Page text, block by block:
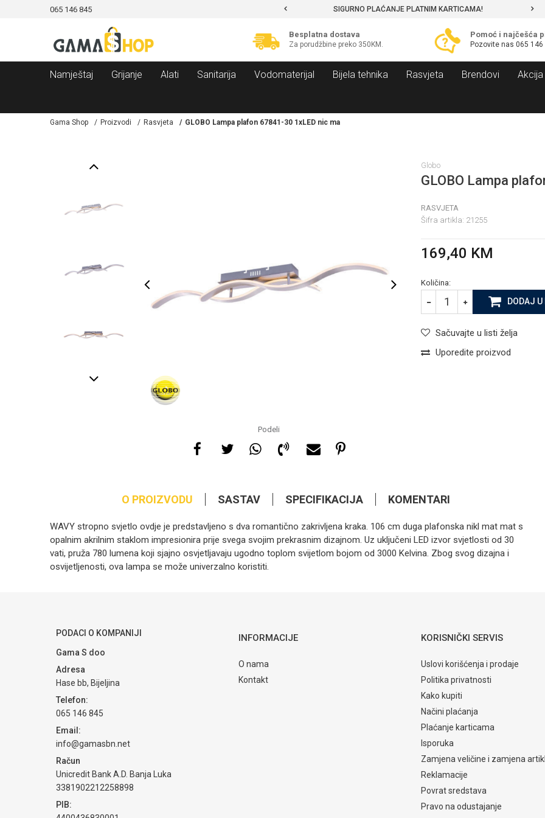
065 146 845 SIGURNO PLAĆANJE PLATNIM KARTICAMA!
Besplatna dostava
Za porudžbine preko 350KM.
Pomoć i najčešća
Pozovite nas 065 146
Namještaj Grijanje Alati Sanitarija Vodomaterijal Bijela tehnika Rasvjeta Brendovi Akcija
Gama Shop Proizvodi Rasvjeta GLOBO Lampa plafon 67841-30 1xLED nic ma
Podeli
Globo
GLOBO Lampa
RASVJETA
Šifra artikla: 21255
169,40 KM
Količina:
DODAJ U
Sačuvajte u listi želja
Uporedite proizvod
O PROIZVODU SASTAV SPECIFIKACIJA KOMENTARI
WAVY stropno svjetlo ovdje je predstavljeno s dva romantično zakrivljena kraka. 106 cm duga plafonska nikl mat mat s
opalnim akrilnim staklom impresionira prije svega svojim prekrasnim dizajnom. Uz uključeni LED izvor svjetlosti od 30
vati, pruža 780 lumena koji sjajno osvjetljavaju ugodno toplom svijetlom bojom od 3000 Kelvina. Zbog svog dizajna i
osvijetljenosti, ova lampa se može univerzalno koristiti.
Poruka
POŠALJI
PODACI O KOMPANIJI
Gama S doo
Adresa
Hase bb, Bijeljina
Telefon:
065 146 845
Email:
info@gamasbn.net
Račun
Unicredit Bank A.D. Banja Luka
3381902212258898
PIB:
INFORMACIJE
O nama
Kontakt
KORISNIČKI SERVIS
Uslovi korišćenja i prodaje
Politika privatnosti
Kako kupiti
Načini plaćanja
Plaćanje karticama
Isporuka
Zamjena veličine i zamjena
Reklamacije
Povrat sredstava
Pravo na odustajanje